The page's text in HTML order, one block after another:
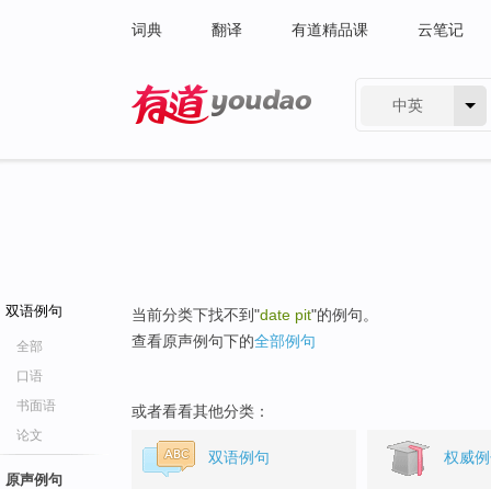
词典 翻译 有道精品课 云笔记
中英
双语例句
全部
口语
书面语
论文
原声例句
当前分类下找不到"date pit"的例句。
查看原声例句下的全部例句
或者看看其他分类：
双语例句 权威